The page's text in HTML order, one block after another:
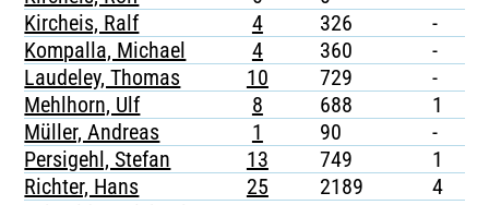
Kircheis, Ralf
4 326 -
Kompalla, Michael
4 360 -
Laudeley, Thomas
10 729 -
Mehlhorn, Ulf
8 688 1
Müller, Andreas
1 90 -
Persigehl, Stefan
13 749 1
Richter, Hans
25 2189 4